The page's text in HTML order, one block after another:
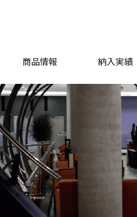
商品情報 納入実績